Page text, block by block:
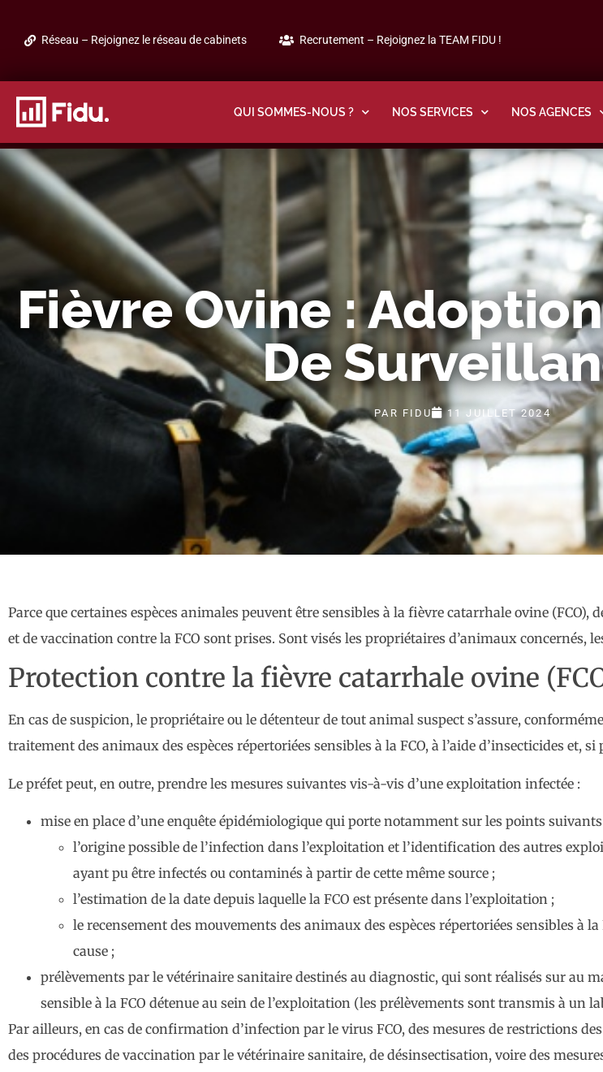
Réseau – Rejoignez le réseau de cabinets Recrutement – Rejoignez la TEAM FIDU !
QUI SOMMES-NOUS ? NOS SERVICES NOS AGENCES
Fièvre Ovine :
De
PAR FIDU 11 JUILLET 2024
Parce que certaines espèces animales peuvent être sensibles à la fièvre catarrhale ovine (FCO),
et de vaccination contre la FCO sont prises. Sont visés les propriétaires d’animaux concernés,
Protection contre la fièvre catarrhale ovine
En cas de suspicion, le propriétaire ou le détenteur de tout animal suspect s’assure,
traitement des animaux des espèces répertoriées sensibles à la FCO, à l’aide d’insecticides et,
Le préfet peut, en outre, prendre les mesures suivantes vis-à-vis d’une exploitation infectée :
mise en place d’une enquête épidémiologique qui porte notamment sur les points suivants
l’origine possible de l’infection dans l’exploitation et l’identification des autres
ayant pu être infectés ou contaminés à partir de cette même source ;
l’estimation de la date depuis laquelle la FCO est présente dans l’exploitation ;
le recensement des mouvements des animaux des espèces répertoriées sensibles à
cause ;
prélèvements par le vétérinaire sanitaire destinés au diagnostic, qui sont réalisés sur au
sensible à la FCO détenue au sein de l’exploitation (les prélèvements sont transmis à un
Par ailleurs, en cas de confirmation d’infection par le virus FCO, des mesures de restrictions
des procédures de vaccination par le vétérinaire sanitaire, de désinsectisation, voire des